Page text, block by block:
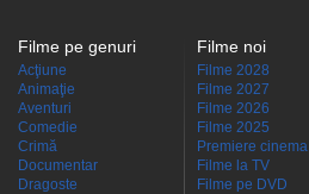
Filme pe genuri
Acţiune
Animaţie
Aventuri
Comedie
Crimă
Documentar
Dragoste
Filme noi
Filme 2028
Filme 2027
Filme 2026
Filme 2025
Premiere cinema
Filme la TV
Filme pe DVD